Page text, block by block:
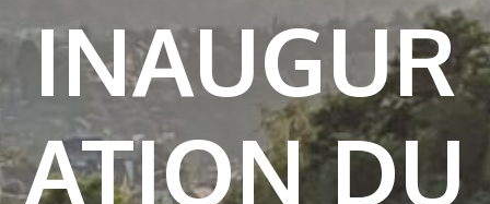
INAUGUR
ATION DU